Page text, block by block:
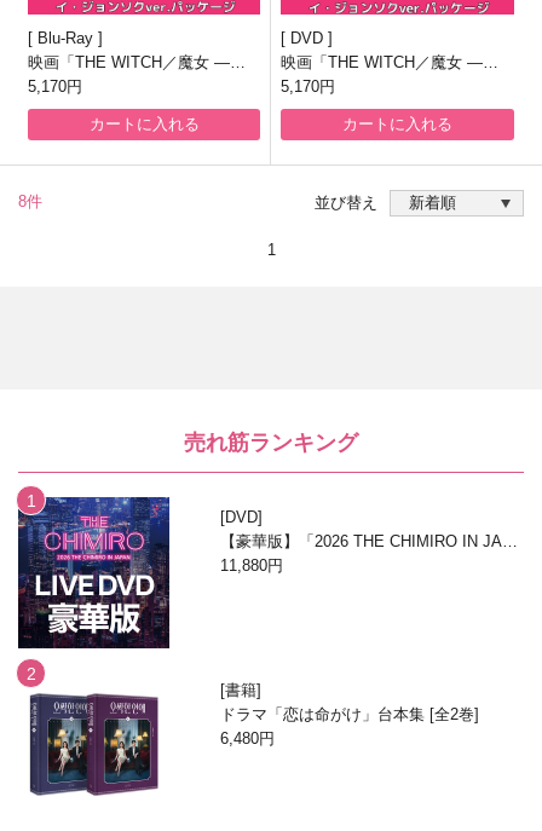
Blu-Ray
映画「THE WITCH／魔女 ―増
殖―」Blu-ray
5,170円
カートに入れる
DVD
映画「THE WITCH／魔女 ―増
殖―」DVD
5,170円
カートに入れる
8件
1
並び替え
売れ筋ランキング
DVD
【豪華版】「2026 THE CHIMIRO IN JAPA
N」DVD
11,880円
書籍
ドラマ「恋は命がけ」台本集 [全2巻]
6,480円